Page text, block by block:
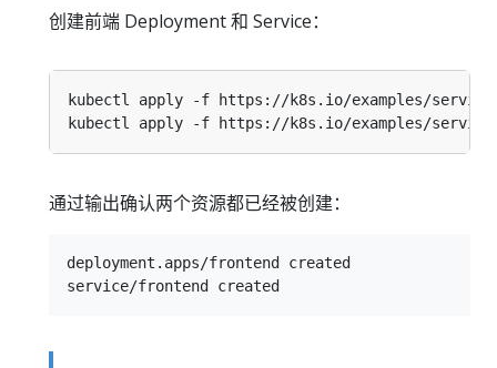
创建前端 Deployment 和 Service：
通过输出确认两个资源都已经被创建：
deployment.apps/frontend created